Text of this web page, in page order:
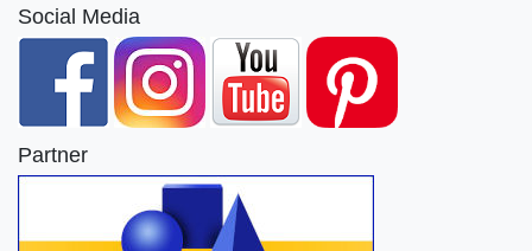
Social Media
Partner